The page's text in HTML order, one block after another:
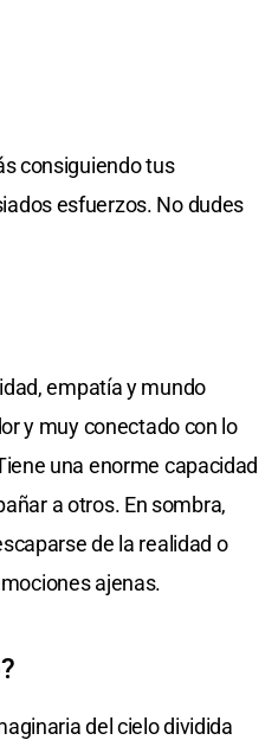
consiguiendo tus
esfuerzos. No dudes
empatía y mundo
y muy conectado con lo
una enorme capacidad
a otros. En sombra,
de la realidad o
ajenas.
del cielo dividida